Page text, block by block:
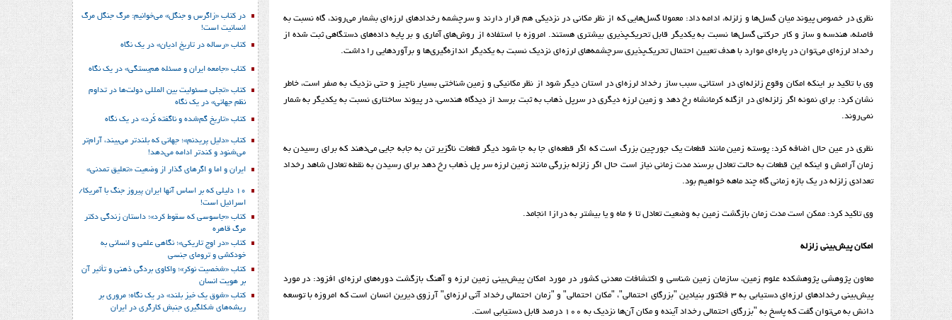
نظری در خصوص پیوند میان گسل‌ها و زلزله، ادامه داد: معمولا گسل‌هایی که از نظر مکانی در نزدیکی هم قرار دارند و سرچشمه رخداد‌های لرزه‌ای بشمار می‌روند، گاه نسبت به
فاصله، هندسه و ساز و کار حرکتی گسل‌ها نسبت به یکدیگر قابل تحریک‌پذیری بیشتری هستند. امروزه با استفاده از روش‌های آماری و بر پایه داده‌های دستگاهی ثبت شده از
رخداد لرزه‌ای می‌توان در پاره‌ای موارد با هدف تعیین احتمال تحریک‌پذیری سرچشمه‌های لرزه‌ای نزدیک نسبت به یکدیگر اندازه‌گیری‌ها و برآورد‌هایی را داشت.
وی با تاکید بر اینکه امکان وقوع زلزله‌ای در استانی، سبب ساز رخداد لرزه‌ای در استان دیگر شود از نظر مکانیکی و زمین شناختی بسیار ناچیز و حتی نزدیک به صفر است، خاطر
نشان کرد: برای نمونه اگر زلزله‌ای در ازگله کرمانشاه رخ دهد و زمین لرزه دیگری در سرپل ذهاب به ثبت برسد از دیدگاه هندسی، در پیوند ساختاری نسبت به یکدیگر به شمار
نمی‌روند.
نظری در عین حال اضافه کرد: پوسته زمین مانند قطعات یک جورچین بزرگ است که اگر قطعه‌ای جا به جا شود دیگر قطعات ناگزیر تن به جابه جایی می‌دهند که برای رسیدن به
زمان آرامش و اینکه این قطعات به حالت تعادل برسند مدت زمانی نیاز است حال اگر زلزله بزرگی مانند زمین لرزه سر پل ذهاب رخ دهد برای رسیدن به نقطه تعادل شاهد رخداد
تعدادی زلزله در یک بازه زمانی گاه چند ماهه خواهیم بود.
وی تاکید کرد: ممکن است مدت زمان بازگشت زمین به وضعیت تعادل تا ۶ ماه و یا بیشتر به درازا انجامد.
امکان پیش‌بینی زلزله
معاون پژوهشی پژوهشکده علوم زمین، سازمان زمین شناسی و اکتشافات معدنی کشور در مورد امکان پیش‌بینی زمین لرزه و آهنگ بازگشت دوره‌های لرزه‌ای افزود: در مورد
پیش‌بینی رخداد‌های لرزه‌ای دستیابی به ۳ فاکتور بنیادین "بزرگای احتمالی"، "مکان احتمالی" و "زمان احتمالی رخداد آتی لرزه‌ای" آرزوی دیرین انسان است که امروزه با توسعه
دانش به می‌توان گفت که پاسخ به "بزرگای احتمالی رخداد آینده و مکان آن‌ها نزدیک به ۱۰۰ درصد قابل دستیابی است.
در کتاب «زاگرس و جنگل» می‌خوانیم: مرگ جنگل مرگ
انسانیت است!
کتاب «رساله در تاریخ ادیان» در یک نگاه
کتاب «جامعه ایران و مسئله هم‌بستگی» در یک نگاه
کتاب «تجلی مسئولیت بین المللی دولت‌ها در تداوم
نظم جهانی» در یک نگاه
کتاب «تاریخ گم‌شده و ناگفته کُرد» در یک نگاه
کتاب «دلیل پریدنم»؛ جهانی که بلندتر می‌بیند، آرام‌تر
می‌شنود و کندتر ادامه می‌دهد!
ایران و اما و اگرهای گذار از وضعیت «تعلیق تمدنی»
10 دلیلی که بر اساس آنها ایران پیروز جنگ با آمریکا/
اسرائیل است!
کتاب «جاسوسی که سقوط کرد»؛ داستان زندگی دکتر
مرگ قاهره
کتاب «در اوج تاریکی»؛ نگاهی علمی و انسانی به
خودکشی و ترومای جنسی
کتاب «شخصیت نوکر»؛ واکاوی بردگی ذهنی و تأثیر آن
بر هویت انسان
کتاب «شوق یک خیز بلند» در یک نگاه؛ مروری بر
ریشه‌های شکل‎گیری جنبش کارگری در ایران